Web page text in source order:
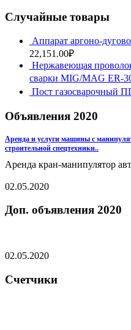
Случайные товары
Аппарат аргоно-
22,151.00₽
Нержавеющая
сварки MIG/MAG ER-
Пост газосварочный
Объявления 2020
Аренда и услуги машины с
строительной спецтехники..
Аренда кран-манипулятор
02.05.2020
Доп. объявления 2020
02.05.2020
Счетчики